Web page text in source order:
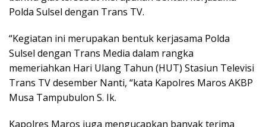
Polda Sulsel dengan Trans TV.
“Kegiatan ini merupakan bentuk kerjasama Polda
Sulsel dengan Trans Media dalam rangka
memeriahkan Hari Ulang Tahun (HUT) Stasiun Televisi
Trans TV desember Nanti, “kata Kapolres Maros AKBP
Musa Tampubulon S. Ik.
Kapolres Maros juga mengucapkan banyak terima